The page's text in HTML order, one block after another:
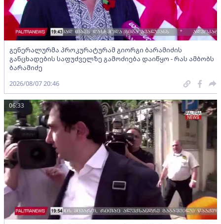
გენერალურმა პროკურატურამ გიორგი ბარამიძის
განცხადების საფუძველზე გამოძიება დაიწყო - რას ამბობს
ბარამიძე
2026/08/07 20:46
06:33